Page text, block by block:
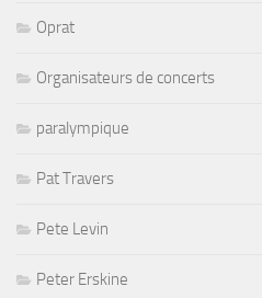
Oprat
Organisateurs de concerts
paralympique
Pat Travers
Pete Levin
Peter Erskine